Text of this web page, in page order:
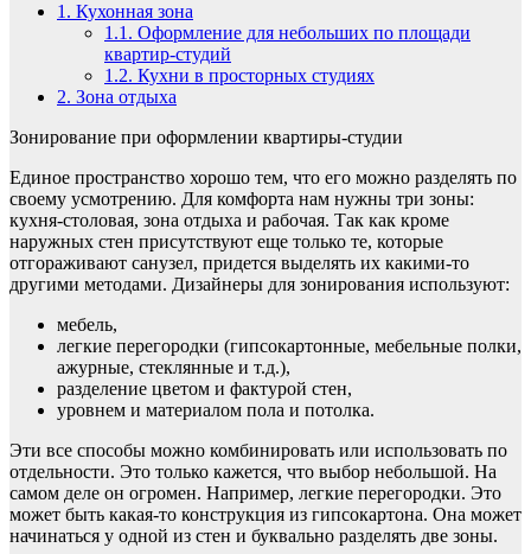
1. Кухонная зона
1.1. Оформление для небольших по площади
квартир-студий
1.2. Кухни в просторных студиях
2. Зона отдыха
Зонирование при оформлении квартиры-студии
Единое пространство хорошо тем, что его можно разделять по
своему усмотрению. Для комфорта нам нужны три зоны:
кухня-столовая, зона отдыха и рабочая. Так как кроме
наружных стен присутствуют еще только те, которые
отгораживают санузел, придется выделять их какими-то
другими методами. Дизайнеры для зонирования используют:
мебель,
легкие перегородки (гипсокартонные, мебельные полки,
ажурные, стеклянные и т.д.),
разделение цветом и фактурой стен,
уровнем и материалом пола и потолка.
Эти все способы можно комбинировать или использовать по
отдельности. Это только кажется, что выбор небольшой. На
самом деле он огромен. Например, легкие перегородки. Это
может быть какая-то конструкция из гипсокартона. Она может
начинаться у одной из стен и буквально разделять две зоны.